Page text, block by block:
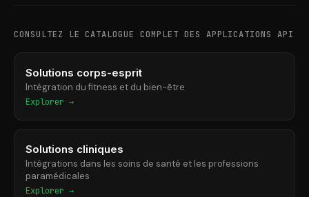
CONSULTEZ LE CATALOGUE COMPLET DES APPLICATIONS API
Solutions corps-esprit
Intégration du fitness et du bien-être
Explorer →
Solutions cliniques
Intégrations dans les soins de santé et les professions
paramédicales
Explorer →